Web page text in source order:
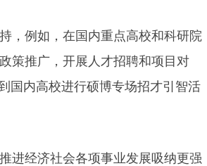
，例如，在国内重点高校和科研院
策推广，开展人才招聘和项目对
国内高校进行硕博专场招才引智活
进经济社会各项事业发展吸纳更强